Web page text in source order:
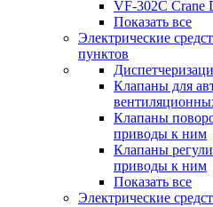
VF-302C Crane
Показать все
Электрические
пунктов
Клапаны для
Клапаны
приводы к ним
Клапаны
приводы к ним
Показать все
Электрические